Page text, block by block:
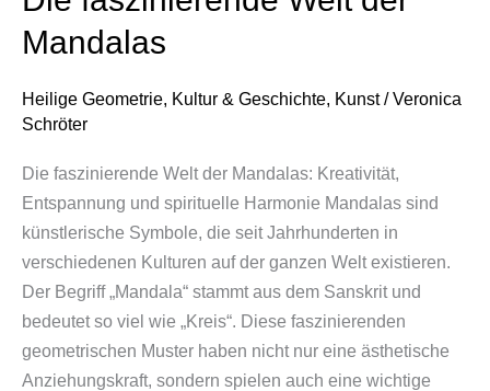
Mandalas
Heilige Geometrie, Kultur & Geschichte, Kunst/Veronica
Schröter
Die faszinierende Welt der Mandalas: Kreativität,
Entspannung und spirituelle Harmonie Mandalas sind
künstlerische Symbole, die seit Jahrhunderten in
verschiedenen Kulturen auf der ganzen Welt existieren.
Der Begriff „Mandala“ stammt aus dem Sanskrit und
bedeutet so viel wie „Kreis“. Diese faszinierenden
geometrischen Muster haben nicht nur eine ästhetische
Anziehungskraft, sondern spielen auch eine wichtige
Welt
Mandalas